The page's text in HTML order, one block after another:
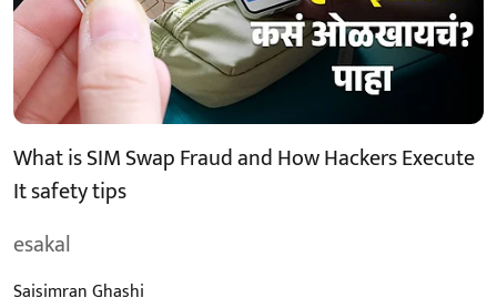
What is SIM Swap Fraud and How Hackers Execute
It safety tips
esakal
Saisimran Ghashi